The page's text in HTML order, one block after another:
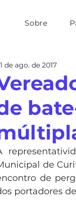
Sobre
de ago. de 2017
de
de
portadores